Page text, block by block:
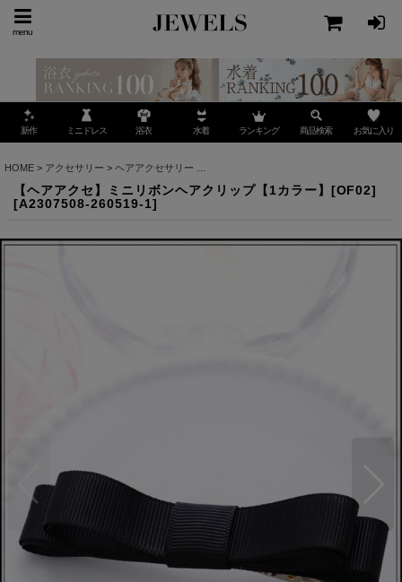
menu
新作 ミニドレス 浴衣 水着 ランキング 商品検索 お気に入り
HOME > アクセサリー > ヘアアクセサリー
【ヘアアクセ】ミニリボンヘアクリップ【1カラー】[OF02]
[A2307508-260519-1]